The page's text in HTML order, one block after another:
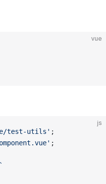
vue
js
test-utils' ;
;